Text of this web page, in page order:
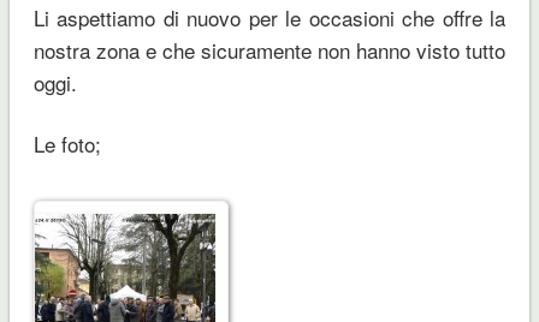
Li aspettiamo di nuovo per le occasioni che offre la
nostra zona e che sicuramente non hanno visto tutto
oggi.
Le foto;